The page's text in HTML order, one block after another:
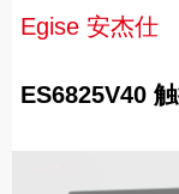
Egise 安杰仕
ES6825V40